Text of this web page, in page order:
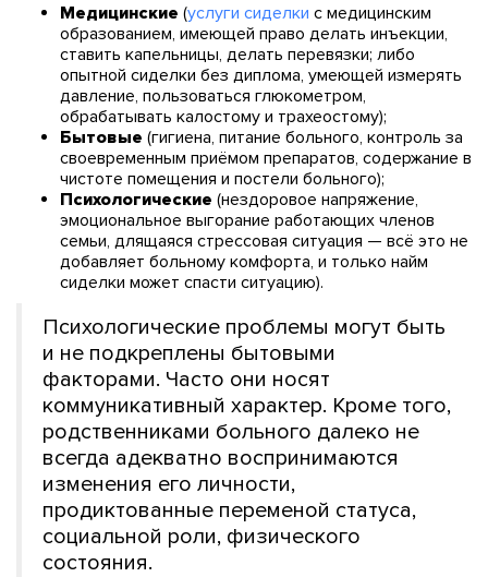
Медицинские (услуги сиделки с медицинским
образованием, имеющей право делать инъекции,
ставить капельницы, делать перевязки; либо
опытной сиделки без диплома, умеющей измерять
давление, пользоваться глюкометром,
обрабатывать калостому и трахеостому);
Бытовые (гигиена, питание больного, контроль за
своевременным приёмом препаратов, содержание в
чистоте помещения и постели больного);
Психологические (нездоровое напряжение,
эмоциональное выгорание работающих членов
семьи, длящаяся стрессовая ситуация — всё это не
добавляет больному комфорта, и только найм
сиделки может спасти ситуацию).
Психологические проблемы могут быть
и не подкреплены бытовыми
факторами. Часто они носят
коммуникативный характер. Кроме того,
родственниками больного далеко не
всегда адекватно воспринимаются
изменения его личности,
продиктованные переменой статуса,
социальной роли, физического
состояния.